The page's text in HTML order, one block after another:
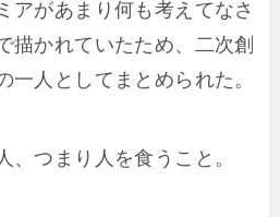
アがあまり何も考えてなさ
描かれていたため、二次創
人としてまとめられた。
つまり人を食うこと。